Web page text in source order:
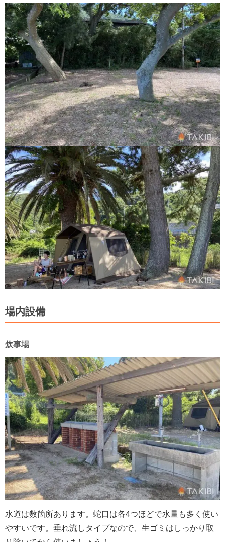
場内設備
炊事場
水道は数箇所あります。蛇口は各4つほどで水量も多く使い
やすいです。垂れ流しタイプなので、生ゴミはしっかり取